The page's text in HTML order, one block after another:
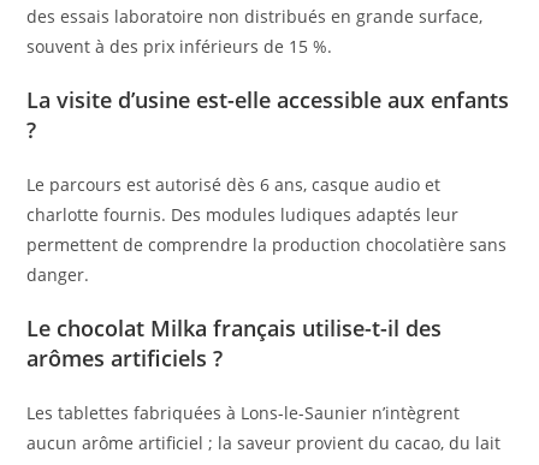
des essais laboratoire non distribués en grande surface,
souvent à des prix inférieurs de 15 %.
La visite d’usine est-elle accessible aux enfants
?
Le parcours est autorisé dès 6 ans, casque audio et
charlotte fournis. Des modules ludiques adaptés leur
permettent de comprendre la production chocolatière sans
danger.
Le chocolat Milka français utilise-t-il des
arômes artificiels ?
Les tablettes fabriquées à Lons-le-Saunier n’intègrent
aucun arôme artificiel ; la saveur provient du cacao, du lait